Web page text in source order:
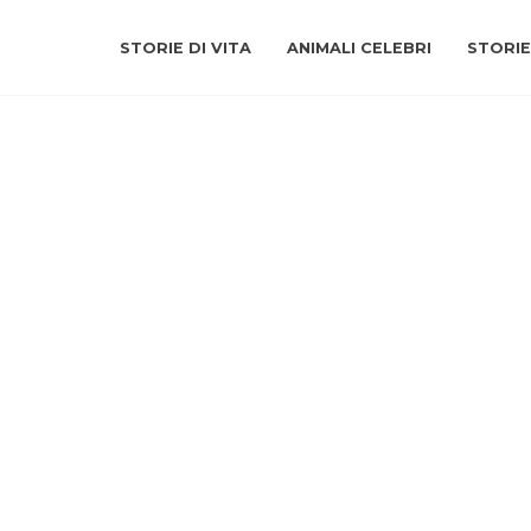
STORIE DI VITA ANIMALI CELEBRI